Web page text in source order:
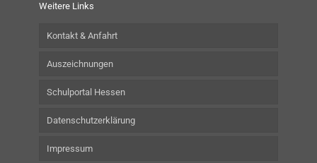
Weitere Links
Kontakt & Anfahrt
Auszeichnungen
Schulportal Hessen
Datenschutzerklärung
Impressum